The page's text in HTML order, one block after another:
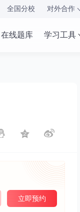
全国分校 对外合作
在线题库 学习工具
立即预约